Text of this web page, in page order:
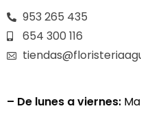
953 265 435
654 300 116
– De lunes a viernes: